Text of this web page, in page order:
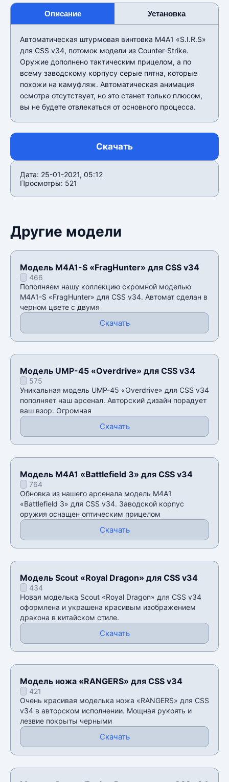
Описание Установка
Автоматическая штурмовая винтовка M4A1 «S.I.R.S»
для CSS v34, потомок модели из Counter-Strike.
Оружие дополнено тактическим прицелом, а по
всему заводскому корпусу серые пятна, которые
похожи на камуфляж. Автоматическая анимация
осмотра отсутствует, но это станет только плюсом,
вы не будете отвлекаться от основного процесса.
Скачать
Дата: 25-01-2021, 05:12
Просмотры: 521
Другие модели
Модель M4A1-S «FragHunter» для CSS v34
466
Пополняем нашу коллекцию скромной моделью
M4A1-S «FragHunter» для CSS v34. Автомат сделан в
черном цвете с двумя
Скачать
Модель UMP-45 «Overdrive» для CSS v34
575
Уникальная модель UMP-45 «Overdrive» для CSS v34
пополняет наш арсенал. Авторский дизайн порадует
ваш взор. Огромная
Скачать
Модель M4A1 «Battlefield 3» для CSS v34
764
Обновка из нашего арсенала модель M4A1
«Battlefield 3» для CSS v34. Заводской корпус
оружия оснащен оптическим прицелом
Скачать
Модель Scout «Royal Dragon» для CSS v34
434
Новая моделька Scout «Royal Dragon» для CSS v34
оформлена и украшена красивым изображением
дракона в китайском стиле.
Скачать
Модель ножа «RANGERS» для CSS v34
421
Очень красивая моделька ножа «RANGERS» для CSS
v34 в авторском исполнении. Мощная рукоять и
лезвие покрыты черными
Скачать